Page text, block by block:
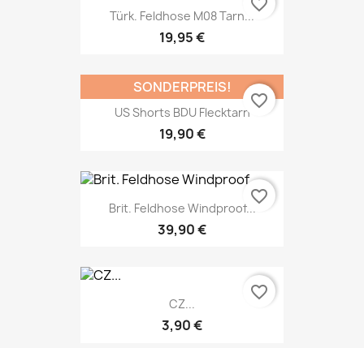
Türk. Feldhose M08 Tarn...
19,95 €
favorite_border
US Shorts BDU Flecktarn
19,90 €
SONDERPREIS!
favorite_border
Brit. Feldhose Windproof...
39,90 €
favorite_border
CZ...
3,90 €
favorite_border